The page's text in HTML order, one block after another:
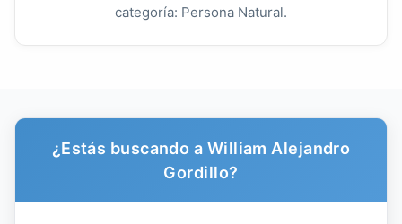
categoría: Persona Natural.
¿Estás buscando a William Alejandro
Gordillo?